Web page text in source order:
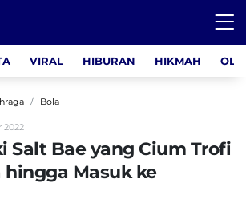
VIRAL HIBURAN HIKMAH
Bola
2022
Salt Bae yang Cium Trofi
hingga Masuk ke